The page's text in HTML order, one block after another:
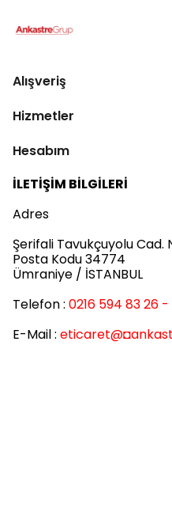
Alışveriş
Hizmetler
Hesabım
İLETİŞİM BİLGİLERİ
Adres
Şerifali Tavukçuyolu Cad.
Posta Kodu 34774
Ümraniye / İSTANBUL
Telefon : 0216 594 83 26
E-Mail : eticaret